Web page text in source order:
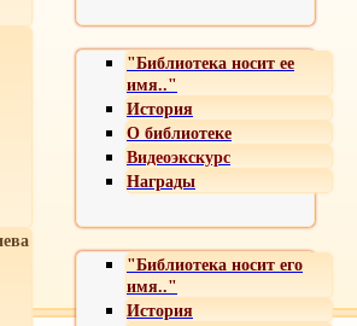
"Библиотека носит ее
имя.."
История
О библиотеке
Видеоэкскурс
Награды
"Библиотека носит его
имя.."
История